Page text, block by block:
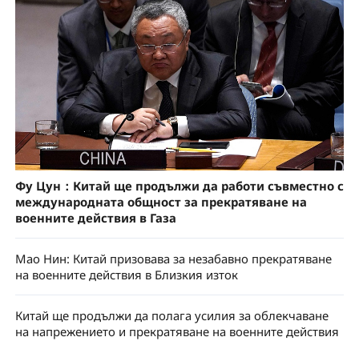
Фу Цун：Китай ще продължи да работи съвместно с
международната общност за прекратяване на
военните действия в Газа
Мао Нин: Китай призовава за незабавно прекратяване
на военните действия в Близкия изток
Китай ще продължи да полага усилия за облекчаване
на напрежението и прекратяване на военните действия